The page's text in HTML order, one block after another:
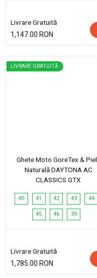
Livrare Gratuită
1,147.00 RON
LIVRARE GRATUITĂ
Ghete Moto GoreTex &
Naturală DAYTONA AC
CLASSICS GTX
40 41 42 43 44
45 46 39
Livrare Gratuită
1,785.00 RON